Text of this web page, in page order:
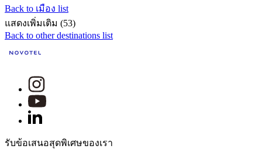
Back to เมือง list
แสดงเพิ่มเติม (53)
Back to other destinations list
รับข้อเสนอสุดพิเศษของเรา